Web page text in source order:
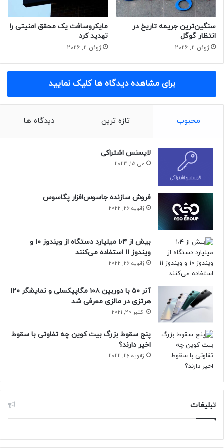
نسخه آزمایشی این سیستم‌عامل قرار است در سه ماهه نخست
نهایی شدن و امکان استفاده برای کاربران باید مدتی بیشتر صبر
زبان برنامه‌نویسی هواوی در راه است
پیش از این توسط هواوی اعلام شده بود که این شرکت قصد دارد
این پلتفرم را با سیستم‌عامل مبتنی بر لینوکس Euler ادغام کند.
انجام این کار سبب می‌شود تا گستره بیشتری از محصولات
بتوانند با پلتفرم یکپارچه هارمونی سازگار شده و دیگر دستگاه‌های
مبتنی بر هارمونی اتصال برقرار کنند. در همین رابطه طی کنفرانس
HDC.Together هواوی بخشی نیز به معرفی مقدماتی زبان برنامه
سنگین‌ترین جریمه تاریخ در
انتظار گوگل
ژوئن 2, 2026
مایکروسافت یک محقق امنیتی را
تهدید کرد
ژوئن 2, 2026
برای مشاهده دیدگاه ها کلیک نمایید
محبوب تازه ترین دیدگاه ها
لایسنس اشتراکی
می 15, 2023
فروش سازنده جاسوس‌افزار پگاسوس
ژانویه 26, 2022
بیش از ۱٫۴ میلیارد دستگاه از ویندوز ۱۰ و
ویندوز ۱۱ استفاده می‌کنند
ژانویه 26, 2022
آنر ۵۰ با دوربین ۱۰۸ مگاپیکسلی و نمایشگر ۱۲۰
هرتزی در مالزی معرفی شد
اکتبر 20, 2021
پنج سقوط بزرگ بیت کوین چه تفاوتی با سقوط
اخیر دارند؟
ژانویه 26, 2022
تبلیغات